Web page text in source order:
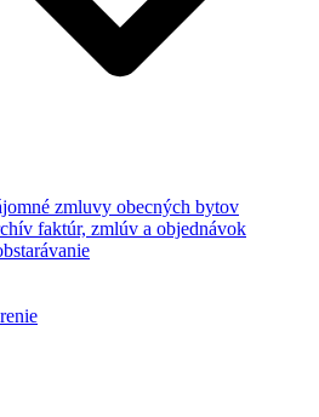
zmluvy obecných bytov
faktúr, zmlúv a objednávok